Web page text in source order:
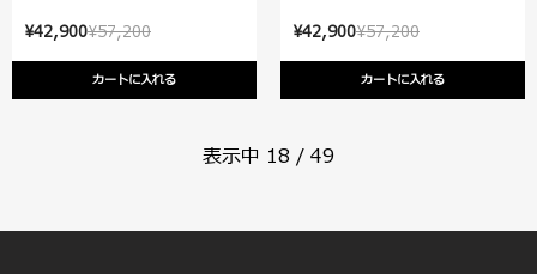
¥57,200
¥42,900
カートに入れる
¥57,200
¥42,900
カートに入れる
表示中 18 / 49